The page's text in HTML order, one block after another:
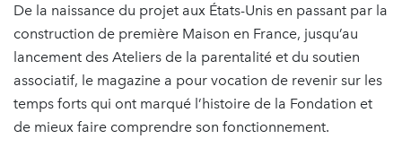
De la naissance du projet aux États-Unis en passant par la
construction de première Maison en France, jusqu’au
lancement des Ateliers de la parentalité et du soutien
associatif, le magazine a pour vocation de revenir sur les
temps forts qui ont marqué l’histoire de la Fondation et
de mieux faire comprendre son fonctionnement.